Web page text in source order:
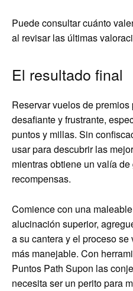
Puede consultar cuánto
al revisar las últimas
El resultado final
Reservar vuelos de
desafiante y frustrante,
puntos y millas. Sin
usar para descubrir las
mientras obtiene un valía
recompensas.
Comience con una
alucinación superior,
a su cantera y el proceso
más manejable. Con
Puntos Path Supon las
necesita ser un perito para